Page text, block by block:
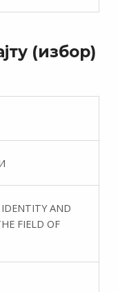
(избор)
AND
FIELD OF